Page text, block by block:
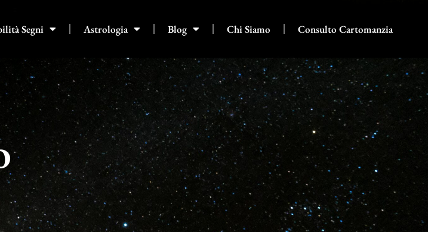
Segni Astrologia Blog Chi Siamo Consulto Cartomanzia